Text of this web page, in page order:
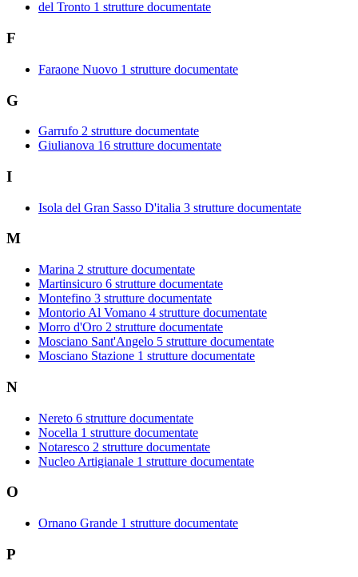
del Tronto 1 strutture documentate
F
Faraone Nuovo 1 strutture documentate
G
Garrufo 2 strutture documentate
Giulianova 16 strutture documentate
I
Isola del Gran Sasso D'italia 3 strutture documentate
M
Marina 2 strutture documentate
Martinsicuro 6 strutture documentate
Montefino 3 strutture documentate
Montorio Al Vomano 4 strutture documentate
Morro d'Oro 2 strutture documentate
Mosciano Sant'Angelo 5 strutture documentate
Mosciano Stazione 1 strutture documentate
N
Nereto 6 strutture documentate
Nocella 1 strutture documentate
Notaresco 2 strutture documentate
Nucleo Artigianale 1 strutture documentate
O
Ornano Grande 1 strutture documentate
P